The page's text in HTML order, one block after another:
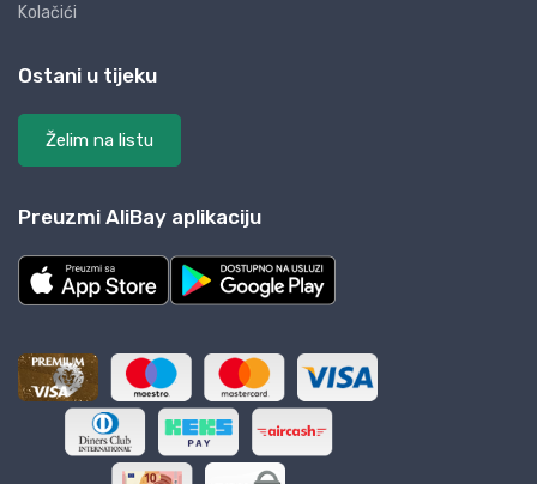
Kolačići
Ostani u tijeku
Želim na listu
Preuzmi AliBay aplikaciju